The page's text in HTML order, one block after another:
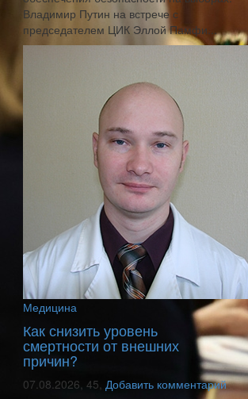
Владимир Путин на встрече с
председателем ЦИК Эллой Памфи...
Медицина
Как снизить уровень
смертности от внешних
причин?
07.08.2026, 45, Добавить комментарий